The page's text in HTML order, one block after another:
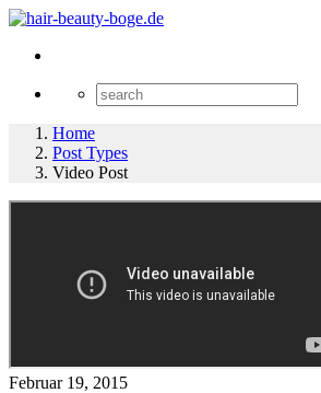
Home
Post Types
Video Post
Februar 19, 2015